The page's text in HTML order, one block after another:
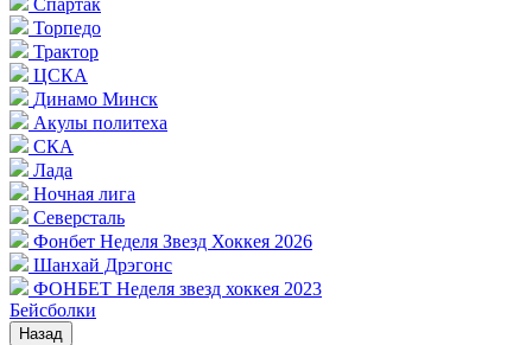
Спартак
Торпедо
Трактор
ЦСКА
Динамо Минск
Акулы политеха
СКА
Лада
Ночная лига
Северсталь
Фонбет Неделя Звезд Хоккея 2026
Шанхай Дрэгонс
ФОНБЕТ Неделя звезд хоккея 2023
Бейсболки
Назад